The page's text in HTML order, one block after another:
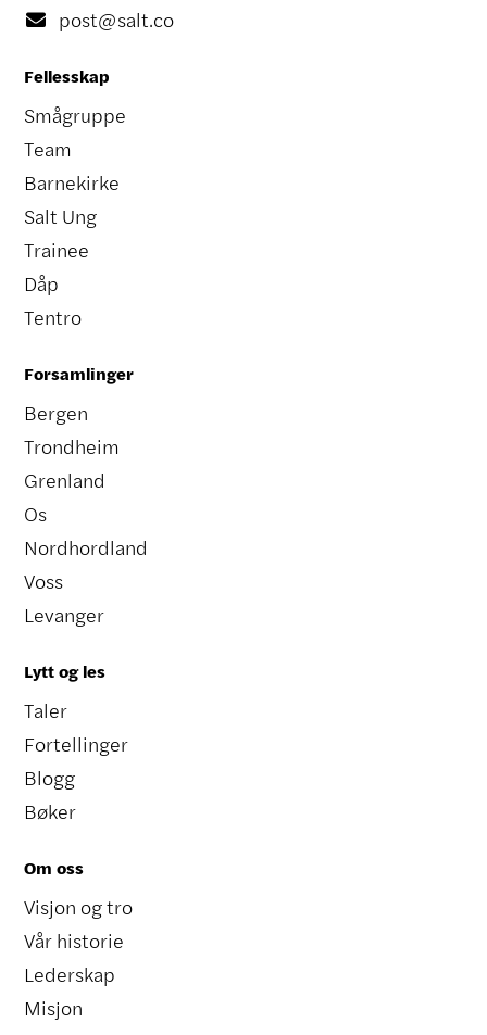
 post@salt.co
Fellesskap
Smågruppe
Team
Barnekirke
Salt Ung
Trainee
Dåp
Tentro
Forsamlinger
Bergen
Trondheim
Grenland
Os
Nordhordland
Voss
Levanger
Lytt og les
Taler
Fortellinger
Blogg
Bøker
Om oss
Visjon og tro
Vår historie
Lederskap
Misjon